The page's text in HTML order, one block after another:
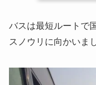
バスは最短ルートで
スノウリに向かいま